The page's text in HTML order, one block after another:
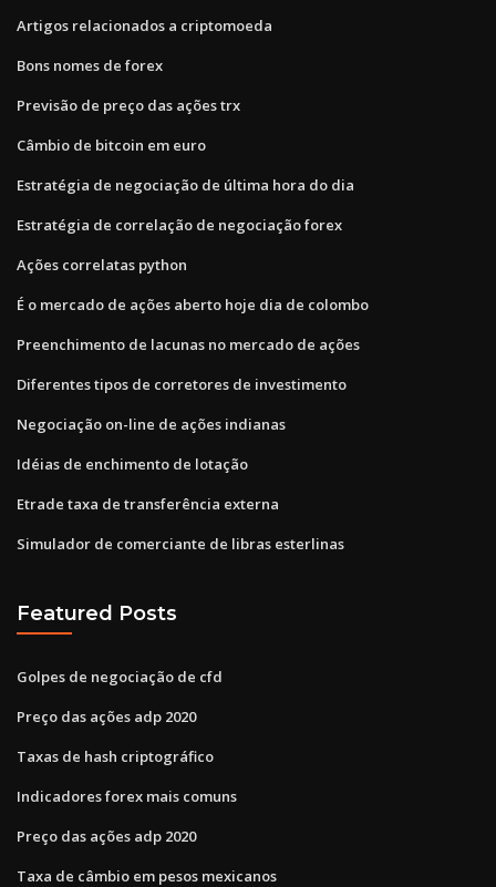
Artigos relacionados a criptomoeda
Bons nomes de forex
Previsão de preço das ações trx
Câmbio de bitcoin em euro
Estratégia de negociação de última hora do dia
Estratégia de correlação de negociação forex
Ações correlatas python
É o mercado de ações aberto hoje dia de colombo
Preenchimento de lacunas no mercado de ações
Diferentes tipos de corretores de investimento
Negociação on-line de ações indianas
Idéias de enchimento de lotação
Etrade taxa de transferência externa
Simulador de comerciante de libras esterlinas
Featured Posts
Golpes de negociação de cfd
Preço das ações adp 2020
Taxas de hash criptográfico
Indicadores forex mais comuns
Preço das ações adp 2020
Taxa de câmbio em pesos mexicanos